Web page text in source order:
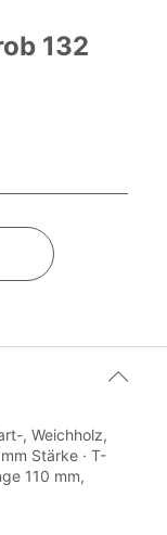
132
, Weichholz,
Stärke · T-
110 mm,